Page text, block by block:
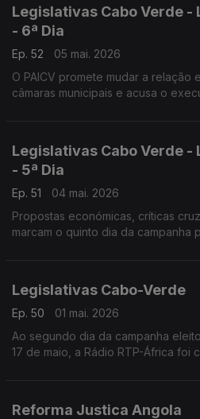
Legislativas Cabo Verde -
- 6ª Dia
Ep. 52
05 mai. 2026
O PAICV promete mudar a relação
câmaras municipais e acusa o
Legislativas Cabo Verde -
- 5ª Dia
Ep. 51
04 mai. 2026
Propostas económicas, críticas
marcam o quinto dia da campanha
Legislativas Cabo-Verde
Ep. 50
01 mai. 2026
Ao segundo dia da campanha
17 de maio, a Rádio RTP-África foi
Reforma Justica Angola